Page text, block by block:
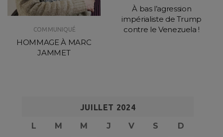
COMMUNIQUÉ
HOMMAGE À MARC
JAMMET
À bas l’agression
impérialiste de Trump
contre le Venezuela !
JUILLET 2024
L M M J V S
D